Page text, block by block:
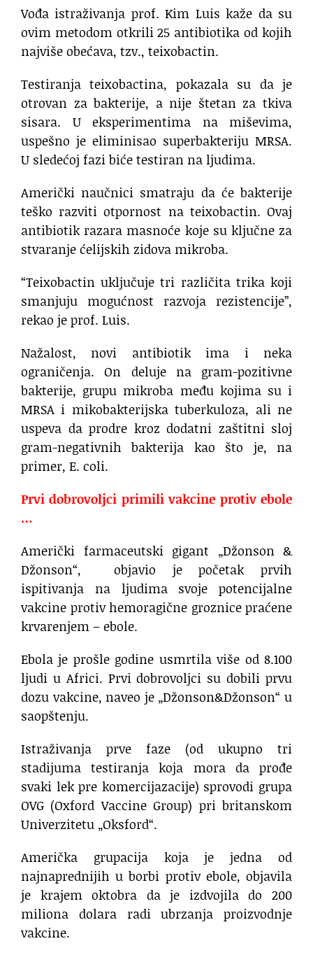
Vođa istraživanja prof. Kim Luis kaže da su
ovim metodom otkrili 25 antibiotika od kojih
najviše obećava, tzv., teixobactin.
Testiranja teixobactina, pokazala su da je
otrovan za bakterije, a nije štetan za tkiva
sisara. U eksperimentima na miševima,
uspešno je eliminisao superbakteriju MRSA.
U sledećoj fazi biće testiran na ljudima.
Američki naučnici smatraju da će bakterije
teško razviti otpornost na teixobactin. Ovaj
antibiotik razara masnoće koje su ključne za
stvaranje ćelijskih zidova mikroba.
“Teixobactin uključuje tri različita trika koji
smanjuju mogućnost razvoja rezistencije”,
rekao je prof. Luis.
Nažalost, novi antibiotik ima i neka
ograničenja. On deluje na gram-pozitivne
bakterije, grupu mikroba među kojima su i
MRSA i mikobakterijska tuberkuloza, ali ne
uspeva da prodre kroz dodatni zaštitni sloj
gram-negativnih bakterija kao što je, na
primer, E. coli.
Prvi dobrovoljci primili vakcine protiv ebole
…
Američki farmaceutski gigant „Džonson &
Džonson“, objavio je početak prvih
ispitivanja na ljudima svoje potencijalne
vakcine protiv hemoragične groznice praćene
krvarenjem – ebole.
Ebola je prošle godine usmrtila više od 8.100
ljudi u Africi. Prvi dobrovoljci su dobili prvu
dozu vakcine, naveo je „Džonson&Džonson“ u
saopštenju.
Istraživanja prve faze (od ukupno tri
stadijuma testiranja koja mora da prođe
svaki lek pre komercijazacije) sprovodi grupa
OVG (Oxford Vaccine Group) pri britanskom
Univerzitetu „Oksford“.
Američka grupacija koja je jedna od
najnaprednijih u borbi protiv ebole, objavila
je krajem oktobra da je izdvojila do 200
miliona dolara radi ubrzanja proizvodnje
vakcine.